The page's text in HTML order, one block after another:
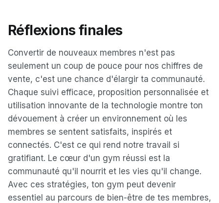
Réflexions finales
Convertir de nouveaux membres n'est pas
seulement un coup de pouce pour nos chiffres de
vente, c'est une chance d'élargir ta communauté.
Chaque suivi efficace, proposition personnalisée et
utilisation innovante de la technologie montre ton
dévouement à créer un environnement où les
membres se sentent satisfaits, inspirés et
connectés. C'est ce qui rend notre travail si
gratifiant. Le cœur d'un gym réussi est la
communauté qu'il nourrit et les vies qu'il change.
Avec ces stratégies, ton gym peut devenir
essentiel au parcours de bien-être de tes membres,